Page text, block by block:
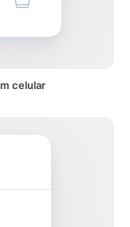
celular